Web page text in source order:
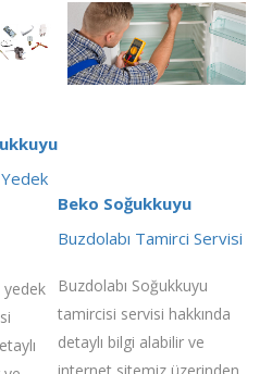
yedek
Beko Soğukkuyu
Buzdolabı Tamirci Servisi
Buzdolabı Soğukkuyu
tamircisi servisi hakkında
detaylı bilgi alabilir ve
internet sitemiz üzerinden